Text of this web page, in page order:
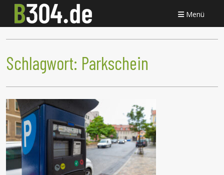
Menü
Schlagwort: Parkschein